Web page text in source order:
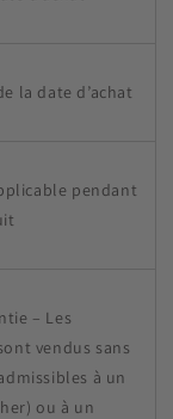
la date d’achat
pendant
– Les
vendus sans
à un
ou à un